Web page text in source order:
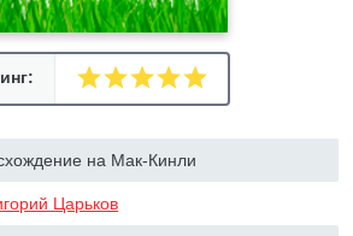
на Мак-Кинли
Царьков